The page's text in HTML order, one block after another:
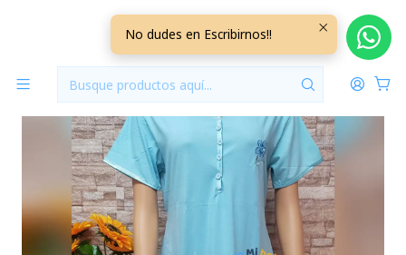
Camisola Talla XL Manga Corta CMCXLK1
No dudes en Escribirnos!!